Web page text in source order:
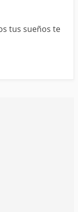
tus sueños te